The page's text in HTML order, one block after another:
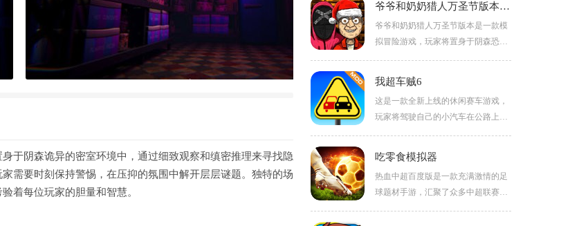
于阴森诡异的密室环境中，通过细致观察和缜密推理来寻找隐
需要时刻保持警惕，在压抑的氛围中解开层层谜题。独特的场
着每位玩家的胆量和智慧。
单，是提升手机颜值和便捷操控的创
意助手。包含多种风格的静态高清壁
纸与精美动态壁纸，用户可直接下载
设置，轻松更换手机桌面背景。包含
多种风格的静态高清壁纸与精美动态
爷爷和奶奶猎人万圣节版本（Grandpa and Granny 3）
爷爷和奶奶猎人万圣节版本是一款模
拟冒险游戏，玩家将置身于阴森恐怖
的恐怖氛围、丰富的解谜元素以及复
杂的地形设计，为玩家带来一场惊心
动魄的冒险旅程。
我超车贼6
这是一款全新上线的休闲赛车游戏，
玩家将驾驶自己的小汽车在公路上不
由购买并升级最强座驾，畅享极速竞
速快感。
吃零食模拟器
热血中超百度版是一款充满激情的足
球题材手游，汇聚了众多中超联赛的